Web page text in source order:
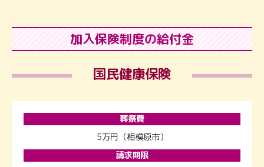
加入保険制度の給付金
国民健康保険
葬祭費
5万円（相模原市）
請求期限